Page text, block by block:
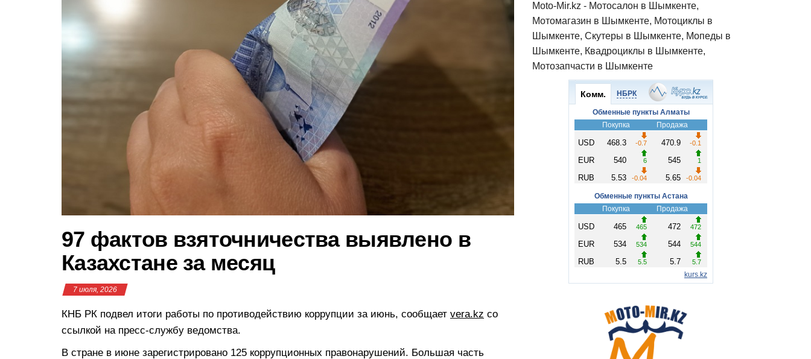
97 фактов взяточничества выявлено в
Казахстане за месяц
7 июля, 2026
КНБ РК подвел итоги работы по противодействию коррупции за июнь, сообщает vera.kz со
ссылкой на пресс-службу ведомства.
В стране в июне зарегистрировано 125 коррупционных правонарушений. Большая часть
Moto-Mir.kz - Мотосалон в Шымкенте,
Мотомагазин в Шымкенте, Мотоциклы в
Шымкенте, Скутеры в Шымкенте, Мопеды в
Шымкенте, Квадроциклы в Шымкенте,
Мотозапчасти в Шымкенте